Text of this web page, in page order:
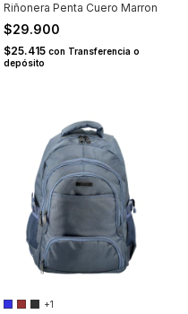
Riñonera Penta Cuero Marron
$29.900
$25.415 con Transferencia o
depósito
+1